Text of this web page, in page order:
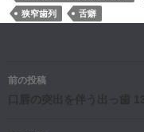
狭窄歯列
舌癖
投
稿
前の投稿
口唇の突出を伴う出っ歯